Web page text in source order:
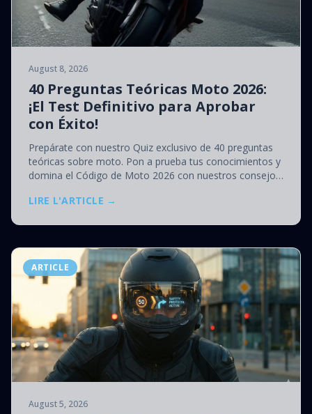
August 8, 2026
40 Preguntas Teóricas Moto 2026:
¡El Test Definitivo para Aprobar
con Éxito!
Prepárate con nuestro Quiz exclusivo de 40 preguntas
teóricas sobre moto. Pon a prueba tus conocimientos y
domina el Código de Moto 2026 con nuestros consejos
LIRE L'ARTICLE →
ARTICLE
August 5, 2026